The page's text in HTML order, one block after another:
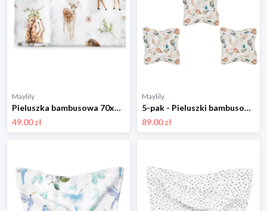
Maylily
Pieluszka bambusowa 70x70 - Bambinka
49.00 zł
Maylily
5-pak - Pieluszki bambusowe mini 25x25 - Fotosafari
89.00 zł